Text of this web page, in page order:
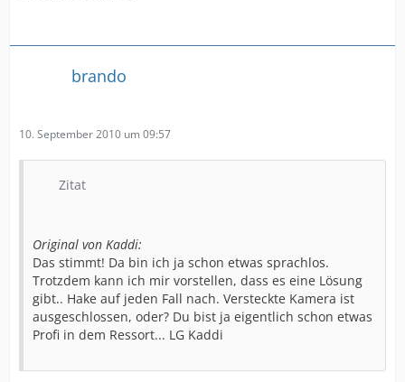
brando
10. September 2010 um 09:57
Zitat
Original von Kaddi:
Das stimmt! Da bin ich ja schon etwas sprachlos.
Trotzdem kann ich mir vorstellen, dass es eine Lösung
gibt.. Hake auf jeden Fall nach. Versteckte Kamera ist
ausgeschlossen, oder? Du bist ja eigentlich schon etwas
Profi in dem Ressort... LG Kaddi